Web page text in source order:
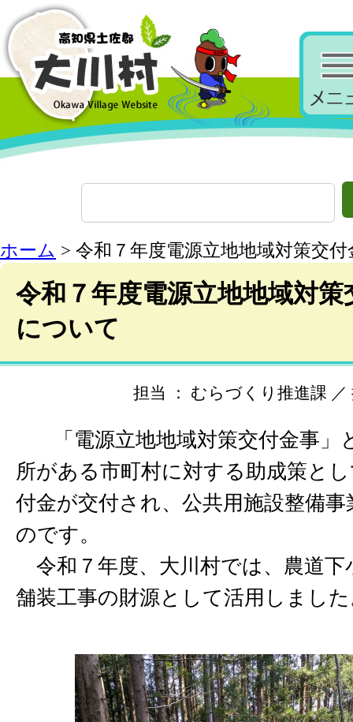
ホーム > 令和７年度電源立地地域対策交
令和７年度電源立地地域対策
について
担当 ： むらづくり推進課 ／
「電源立地地域対策交付金事」
所がある市町村に対する助成策と
付金が交付され、公共用施設整備
のです。
令和７年度、大川村では、農道下
舗装工事の財源として活用しまし